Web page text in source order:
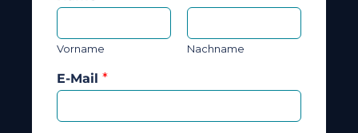
Vorname Nachname
E-Mail *